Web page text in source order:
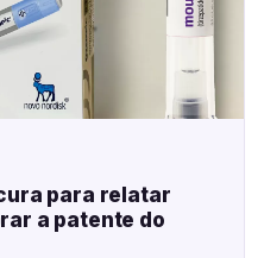
para relatar
a patente do